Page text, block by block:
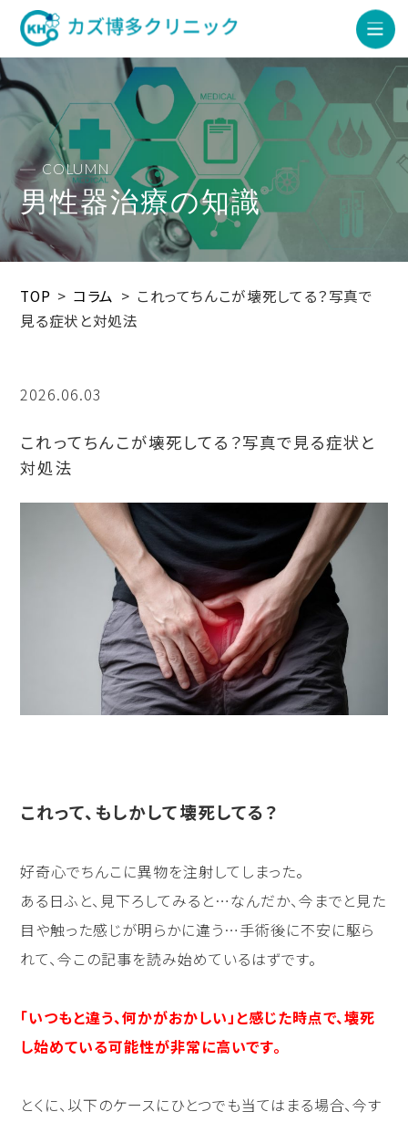
COLUMN
男性器治療の知識
TOP > コラム > これってちんこが壊死してる？写真で
見る症状と対処法
2026.06.03
これってちんこが壊死してる？写真で見る症状と
対処法
これって、もしかして壊死してる？
好奇心でちんこに異物を注射してしまった。
ある日ふと、見下ろしてみると…なんだか、今までと見た
目や触った感じが明らかに違う…手術後に不安に駆ら
れて、今この記事を読み始めているはずです。
「いつもと違う、何かがおかしい」と感じた時点で、壊死
し始めている可能性が非常に高いです。
とくに、以下のケースにひとつでも当てはまる場合、今す